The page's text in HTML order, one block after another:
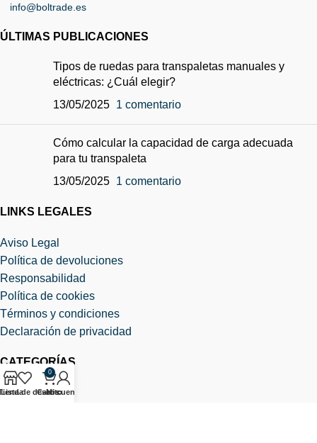
info@boltrade.es
ÚLTIMAS PUBLICACIONES
Tipos de ruedas para transpaletas manuales y
eléctricas: ¿Cuál elegir?
13/05/2025 1 comentario
Cómo calcular la capacidad de carga adecuada
para tu transpaleta
13/05/2025 1 comentario
LINKS LEGALES
Aviso Legal
Política de devoluciones
Responsabilidad
Política de cookies
Términos y condiciones
Declaración de privacidad
CATEGORÍAS
Apiladores
Lista de deseos
0
Carrito
Mi cuenta